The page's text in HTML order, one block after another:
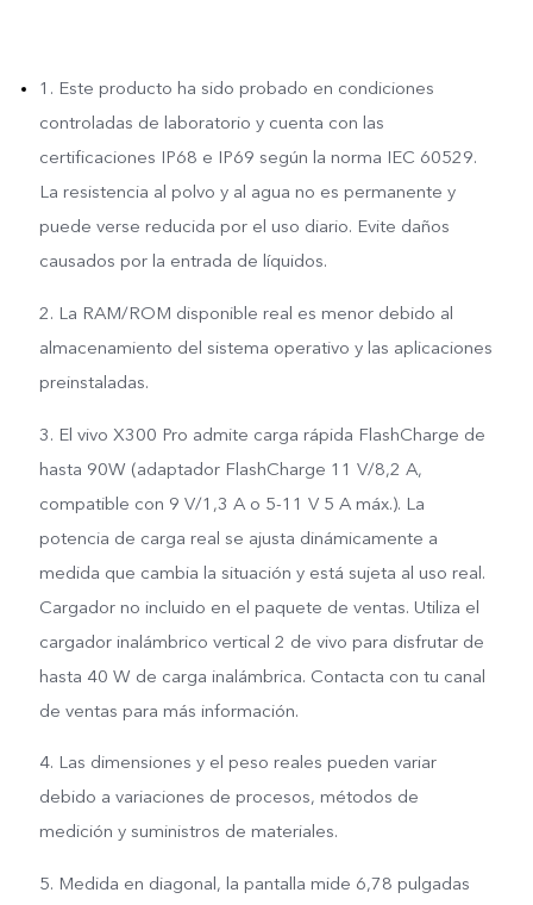
estructura.
base del producto
materiales de origen
1. Este producto ha sido probado en condiciones
controladas de laboratorio y cuenta con las
certificaciones IP68 e IP69 según la norma IEC 60529.
La resistencia al polvo y al agua no es permanente y
puede verse reducida por el uso diario. Evite daños
causados por la entrada de líquidos.
2. La RAM/ROM disponible real es menor debido al
almacenamiento del sistema operativo y las aplicaciones
preinstaladas.
3. El vivo X300 Pro admite carga rápida FlashCharge de
hasta 90W (adaptador FlashCharge 11 V/8,2 A,
compatible con 9 V/1,3 A o 5-11 V 5 A máx.). La
potencia de carga real se ajusta dinámicamente a
medida que cambia la situación y está sujeta al uso real.
Cargador no incluido en el paquete de ventas. Utiliza el
cargador inalámbrico vertical 2 de vivo para disfrutar de
hasta 40 W de carga inalámbrica. Contacta con tu canal
de ventas para más información.
4. Las dimensiones y el peso reales pueden variar
debido a variaciones de procesos, métodos de
medición y suministros de materiales.
5. Medida en diagonal, la pantalla mide 6,78 pulgadas